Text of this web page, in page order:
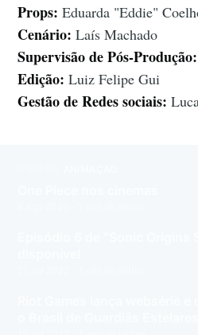
Props:Eduarda "Eddie"
Cenário:Laís Machado
Supervisão de Pós-
Edição:Luiz Felipe Gui
Gestão de Redes sociais: